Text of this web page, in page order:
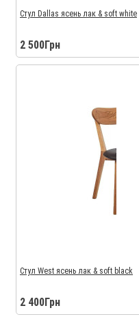
Стул Dallas ясень лак & soft white
2 500Грн
Стул West ясень лак & soft black
2 400Грн